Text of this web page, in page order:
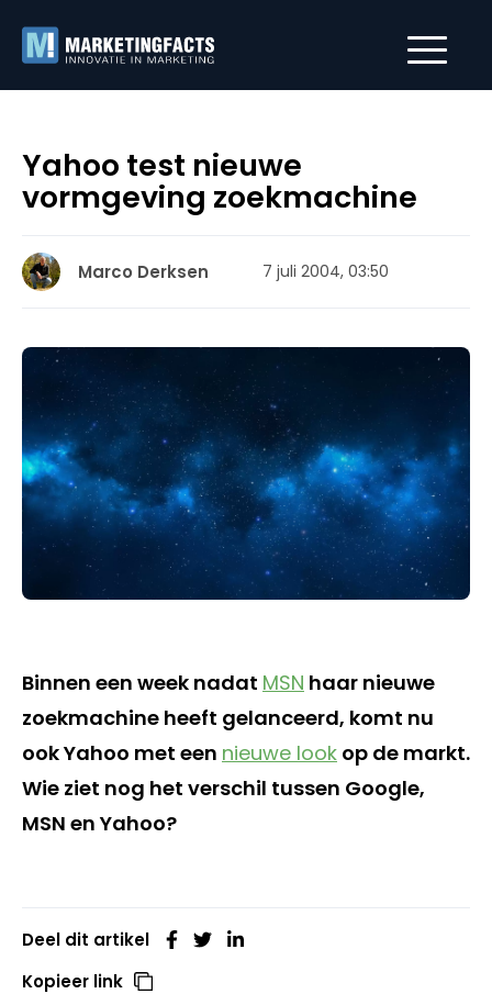
Yahoo test nieuwe
vormgeving zoekmachine
Marco Derksen 7 juli 2004, 03:50
Binnen een week nadat MSN haar nieuwe
zoekmachine heeft gelanceerd, komt nu
ook Yahoo met een nieuwe look op de markt.
Wie ziet nog het verschil tussen Google,
MSN en Yahoo?
Deel dit artikel
Kopieer link